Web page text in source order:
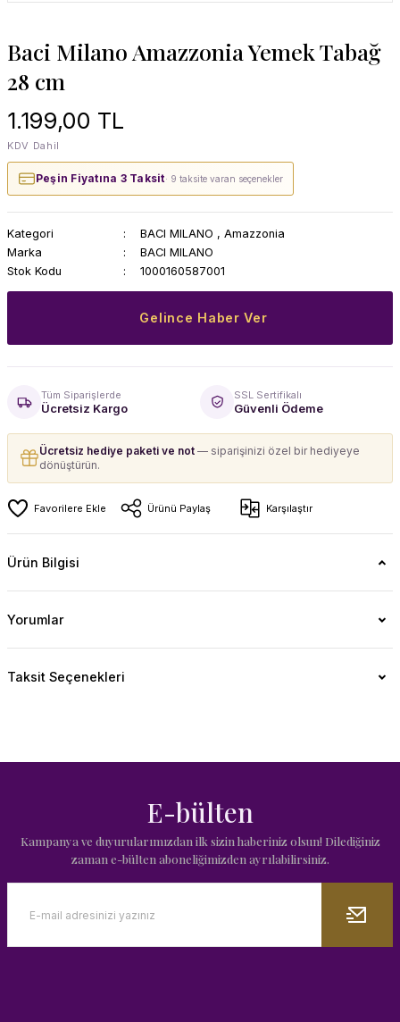
Baci Milano Amazzonia Yemek Tabağ
28 cm
1.199,00 TL
KDV Dahil
Peşin Fiyatına 3 Taksit· 9 taksite varan seçenekler
Kategori BACI MILANO , Amazzonia
Marka
BACI MILANO
Stok Kodu
1000160587001
Gelince Haber Ver
Tüm Siparişlerde
Ücretsiz Kargo
SSL Sertifikalı
Güvenli Ödeme
Ücretsiz hediye paketi ve not — siparişinizi özel bir hediyeye
dönüştürün.
Ürünü Paylaş Karşılaştır
Ürün Bilgisi
Yorumlar
Taksit Seçenekleri
E-bülten
Kampanya ve duyurularımızdan ilk sizin haberiniz olsun! Dilediğiniz
zaman e-bülten aboneliğimizden ayrılabilirsiniz.